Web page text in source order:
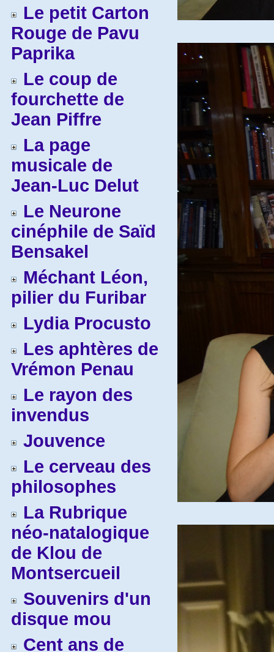
Le petit Carton
Rouge de Pavu
Paprika
Le coup de
fourchette de
Jean Piffre
La page
musicale de
Jean-Luc Delut
Le Neurone
cinéphile de Saïd
Bensakel
Méchant Léon,
pilier du Furibar
Lydia Procusto
Les aphtères de
Vrémon Penau
Le rayon des
invendus
Jouvence
Le cerveau des
philosophes
La Rubrique
néo-natalogique
de Klou de
Montsercueil
Souvenirs d'un
disque mou
Cent ans de